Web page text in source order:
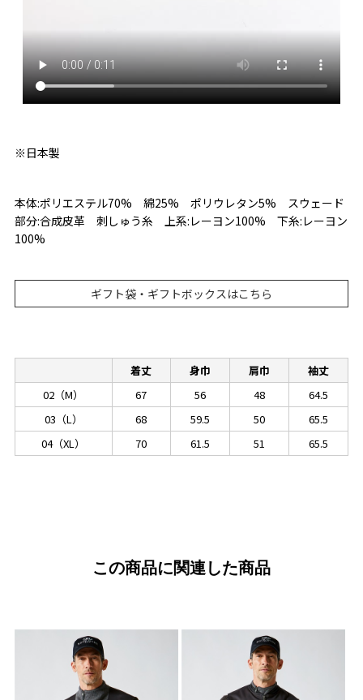
※日本製
本体:ポリエステル70% 綿25% ポリウレタン5% スウェード
部分:合成皮革 刺しゅう糸 上系:レーヨン100% 下糸:レーヨン
100%
ギフト袋・ギフトボックスはこちら
着丈 身巾 肩巾
袖丈
02（M）
67 56 48
64.5
03（L）
68 59.5 50
65.5
04（XL）
70 61.5 51 65.5
この商品に関連した商品